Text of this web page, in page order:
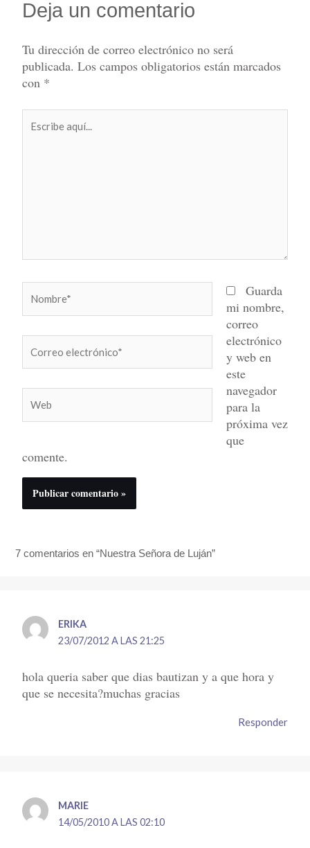
Deja un comentario
Tu dirección de correo electrónico no será
publicada. Los campos obligatorios están marcados
con *
aquí...
electrónico*
Guarda
mi nombre,
correo
electrónico
y web en
este
navegador
para la
próxima vez
que
comente.
7 comentarios en “Nuestra Señora de Luján”
ERIKA
23/07/2012 A LAS 21:25
hola queria saber que dias bautizan y a que hora y
que se necesita?muchas gracias
Responder
MARIE
14/05/2010 A LAS 02:10